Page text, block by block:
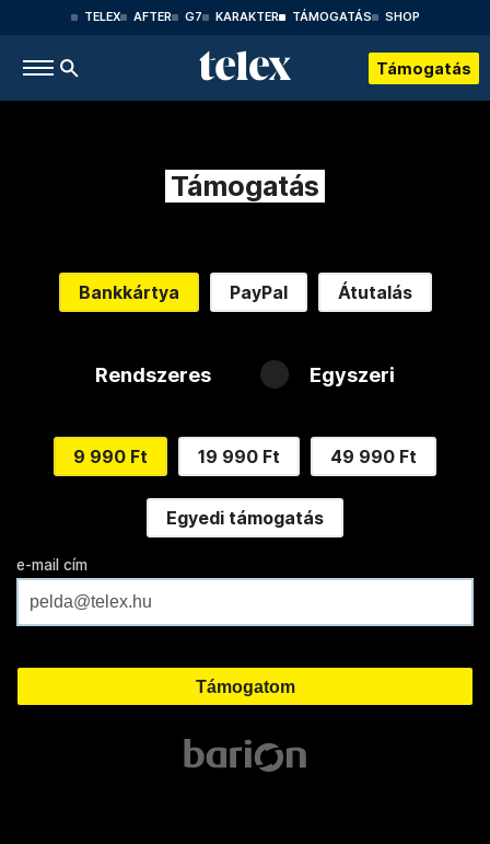
TELEX AFTER G7 KARAKTER TÁMOGATÁS SHOP
Támogatás
Támogatás
Bankkártya PayPal Átutalás
Rendszeres Egyszeri
9 990 Ft 19 990 Ft 49 990 Ft
Egyedi támogatás
e-mail cím